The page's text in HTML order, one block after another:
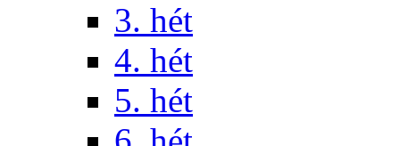
3. hét
4. hét
5. hét